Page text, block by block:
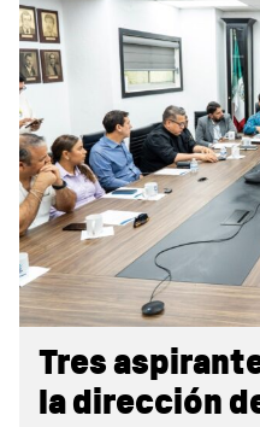
Tres
la dirección
Sidebar